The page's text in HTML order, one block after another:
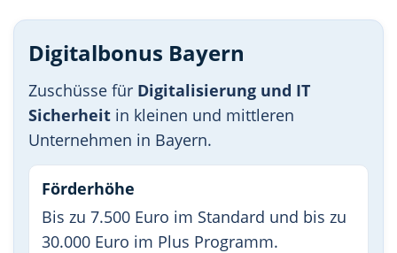
Digitalbonus Bayern
Zuschüsse für Digitalisierung und IT
Sicherheit in kleinen und mittleren
Unternehmen in Bayern.
Förderhöhe
Bis zu 7.500 Euro im Standard und bis zu
30.000 Euro im Plus Programm.